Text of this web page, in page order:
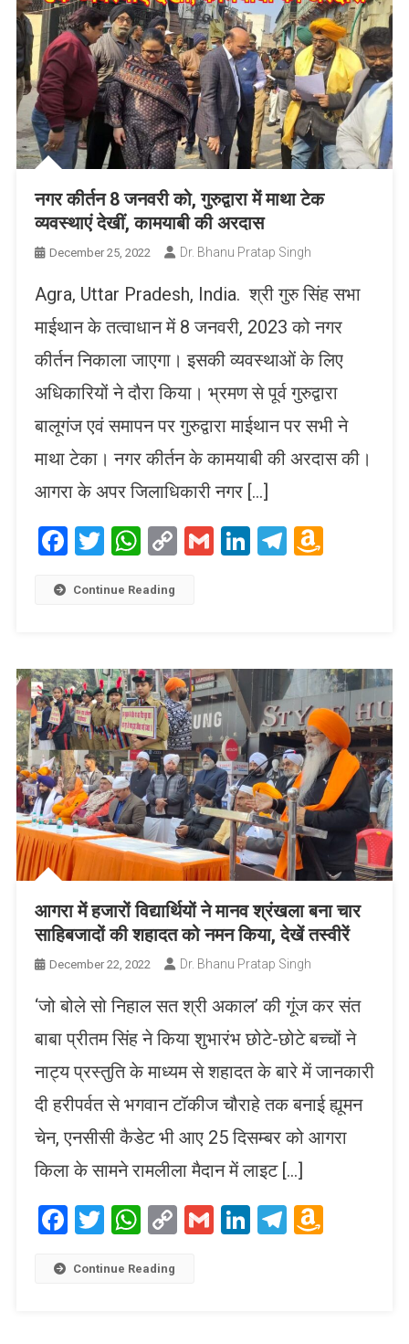
नगर कीर्तन 8 जनवरी को, गुरुद्वारा में माथा टेक
व्यवस्थाएं देखीं, कामयाबी की अरदास
December 25, 2022 Dr. Bhanu Pratap Singh
Agra, Uttar Pradesh, India. श्री गुरु सिंह सभा
माईथान के तत्वाधान में 8 जनवरी, 2023 को नगर
कीर्तन निकाला जाएगा। इसकी व्यवस्थाओं के लिए
अधिकारियों ने दौरा किया। भ्रमण से पूर्व गुरुद्वारा
बालूगंज एवं समापन पर गुरुद्वारा माईथान पर सभी ने
माथा टेका। नगर कीर्तन के कामयाबी की अरदास की।
आगरा के अपर जिलाधिकारी नगर […]
Facebook
TwitterWhatsApp
CopyGmailLinkedIn
Telegram
Continue Reading
आगरा में हजारों विद्यार्थियों ने मानव श्रंखला बना चार
साहिबजादों की शहादत को नमन किया, देखें तस्वीरें
December 22, 2022 Dr. Bhanu Pratap Singh
‘जो बोले सो निहाल सत श्री अकाल’ की गूंज कर संत
बाबा प्रीतम सिंह ने किया शुभारंभ छोटे-छोटे बच्चों ने
नाट्य प्रस्तुति के माध्यम से शहादत के बारे में जानकारी
दी हरीपर्वत से भगवान टॉकीज चौराहे तक बनाई ह्यूमन
चेन, एनसीसी कैडेट भी आए 25 दिसम्बर को आगरा
किला के सामने रामलीला मैदान में लाइट […]
Facebook
Twitter
WhatsApp
CopyGmailLinkedIn
Telegram
Continue Reading